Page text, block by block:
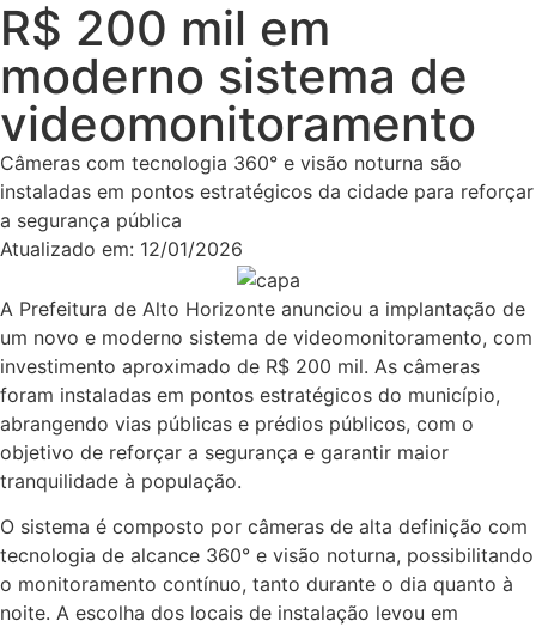
R$ 200 mil em
moderno sistema de
videomonitoramento
Câmeras com tecnologia 360° e visão noturna são
instaladas em pontos estratégicos da cidade para reforçar
a segurança pública
Atualizado em: 12/01/2026
A Prefeitura de Alto Horizonte anunciou a implantação de
um novo e moderno sistema de videomonitoramento, com
investimento aproximado de R$ 200 mil. As câmeras
foram instaladas em pontos estratégicos do município,
abrangendo vias públicas e prédios públicos, com o
objetivo de reforçar a segurança e garantir maior
tranquilidade à população.
O sistema é composto por câmeras de alta definição com
tecnologia de alcance 360° e visão noturna, possibilitando
o monitoramento contínuo, tanto durante o dia quanto à
noite. A escolha dos locais de instalação levou em